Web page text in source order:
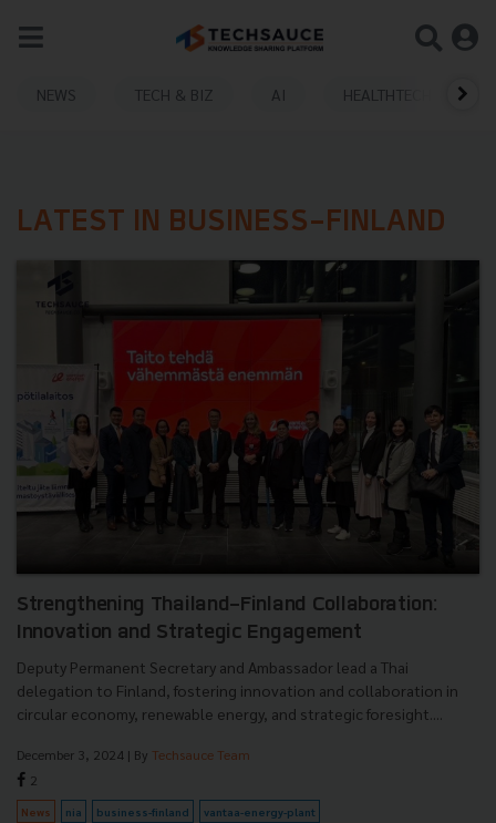
NEWS TECH & BIZ AI HEALTHTECH
LATEST IN BUSINESS-FINLAND
Strengthening Thailand-Finland Collaboration:
Innovation and Strategic Engagement
Deputy Permanent Secretary and Ambassador lead a Thai
delegation to Finland, fostering innovation and collaboration in
circular economy, renewable energy, and strategic foresight....
December 3, 2024 | By Techsauce Team
2
News nia business-finland vantaa-energy-plant